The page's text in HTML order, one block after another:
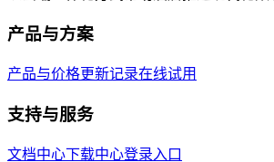
产品与方案
产品与价格更新记录在线试用
支持与服务
文档中心下载中心登录入口